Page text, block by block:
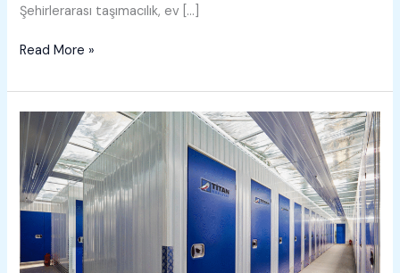
Şehirlerarası taşımacılık, ev […]
Şehirlerarası
Read More »